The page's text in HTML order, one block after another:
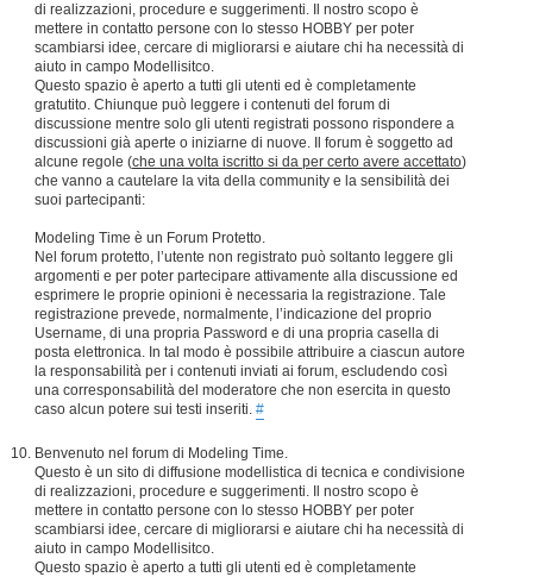
di realizzazioni, procedure e suggerimenti. Il nostro scopo è
mettere in contatto persone con lo stesso HOBBY per poter
scambiarsi idee, cercare di migliorarsi e aiutare chi ha necessità di
aiuto in campo Modellisitco.
Questo spazio è aperto a tutti gli utenti ed è completamente
gratutito. Chiunque può leggere i contenuti del forum di
discussione mentre solo gli utenti registrati possono rispondere a
discussioni già aperte o iniziarne di nuove. Il forum è soggetto ad
alcune regole (che una volta iscritto si da per certo avere accettato)
che vanno a cautelare la vita della community e la sensibilità dei
suoi partecipanti:
Modeling Time è un Forum Protetto.
Nel forum protetto, l’utente non registrato può soltanto leggere gli
argomenti e per poter partecipare attivamente alla discussione ed
esprimere le proprie opinioni è necessaria la registrazione. Tale
registrazione prevede, normalmente, l’indicazione del proprio
Username, di una propria Password e di una propria casella di
posta elettronica. In tal modo è possibile attribuire a ciascun autore
la responsabilità per i contenuti inviati ai forum, escludendo così
una corresponsabilità del moderatore che non esercita in questo
caso alcun potere sui testi inseriti. #
Benvenuto nel forum di Modeling Time.
Questo è un sito di diffusione modellistica di tecnica e condivisione
di realizzazioni, procedure e suggerimenti. Il nostro scopo è
mettere in contatto persone con lo stesso HOBBY per poter
scambiarsi idee, cercare di migliorarsi e aiutare chi ha necessità di
aiuto in campo Modellisitco.
Questo spazio è aperto a tutti gli utenti ed è completamente